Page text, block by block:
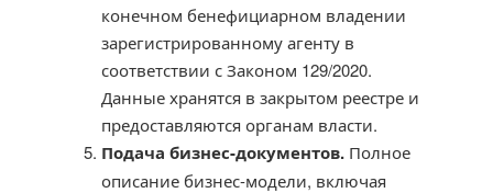
конечном бенефициарном владении
зарегистрированному агенту в
соответствии с Законом 129/2020.
Данные хранятся в закрытом реестре и
предоставляются органам власти.
Подача бизнес-документов. Полное
описание бизнес-модели, включая